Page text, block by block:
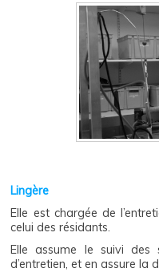
Lingère
Elle est chargée de
celui des résidants.
Elle assume le suivi des
d’entretien, et en assure la